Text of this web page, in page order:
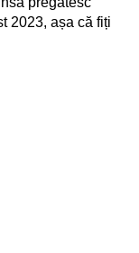
2023, așa că fiți